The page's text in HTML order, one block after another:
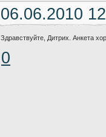
06.06.2010
Здравствуйте, Дитрих. Анкета
0